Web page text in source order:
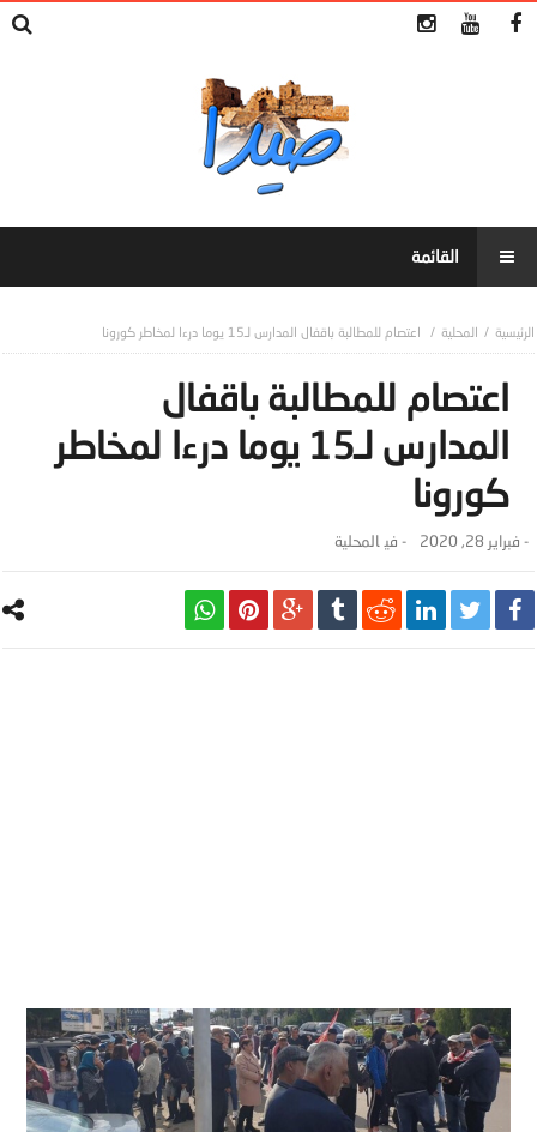
المحلية اعتصام للمطالبة باقفال المدارس لـ15 يوما درءا لمخاطر كورونا
اعتصام للمطالبة باقفال
المدارس لـ15 يوما درءا لمخاطر
كورونا
- فبراير 28, 2020 - ‎في المحلية